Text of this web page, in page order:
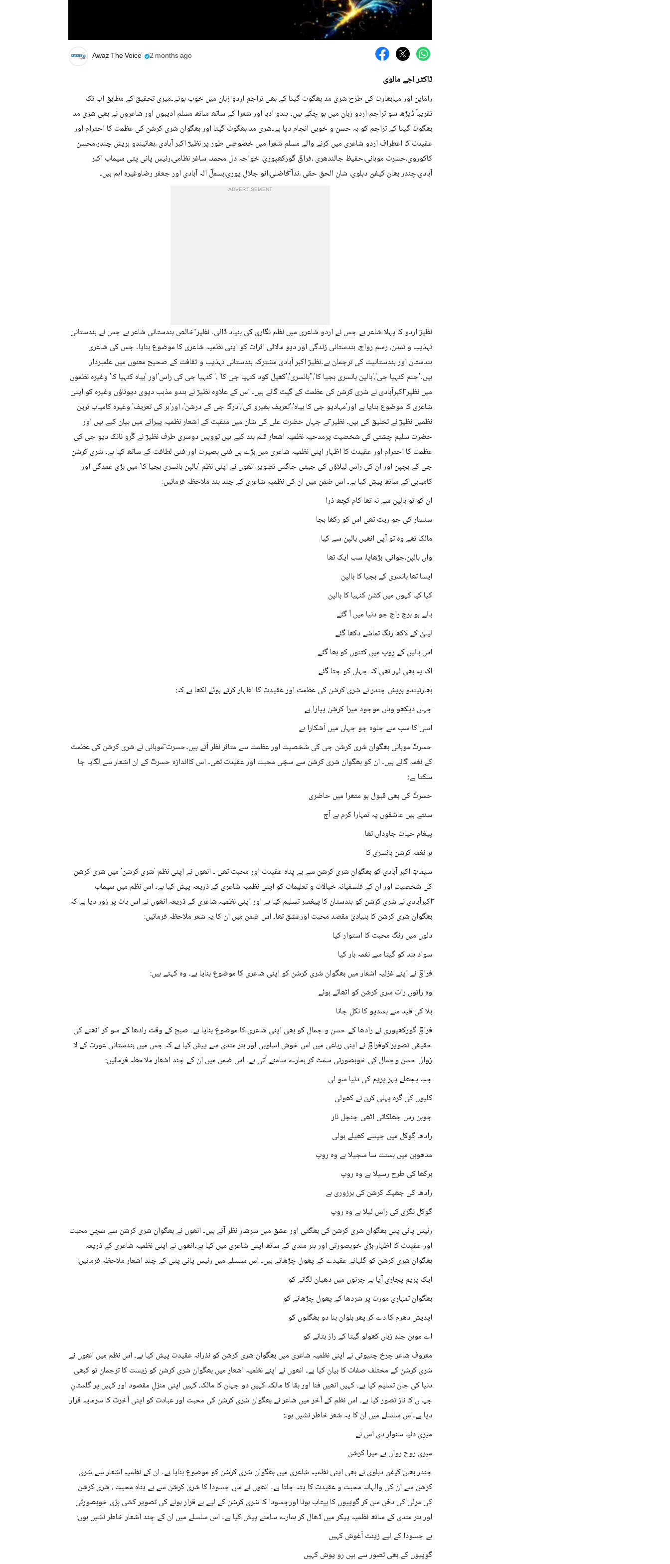
Awaz The Voice 2 months ago
ڈاکٹر اجے مالوی
راماین اور مہابھارت کی طرح شری مد بھگوت گیتا کے بھی تراجم اردو زبان میں خوب ہوئے۔میری تحقیق کے مطابق اب تک
تقریباً ڈیڑھ سو تراجم اردو زبان میں ہو چکے ہیں۔ ہندو ادبا اور شعرا کے ساتھ ساتھ مسلم ادیبوں اور شاعروں نے بھی شری مد
بھگوت گیتا کے تراجم کو بہ حسن و خوبی انجام دیا ہے۔شری مد بھگوت گیتا اور بھگوان شری کرشن کی عظمت کا احترام اور
عقیدت کا اعطراف اردو شاعری میں کرنے والے مسلم شعرا میں خصوصی طور پر نظیرؔ اکبر آبادی ،بھاتیندو ہریش چندر،محسن
کاکوروی،حسرت موہانی،حفیظ جالندھری ،فراقؔ گورکھپوری، خواجہ دل محمد، ساغر نظامی،رئیس پانی پتی سیماب اکبر
آبادی،چندر بھان کیفیؔ دہلوی، شان الحق حقی ،نداؔ ؔفاضلی،انو جلال پوری،بسملؔ الہ آبادی اور جعفر رضاوغیرہ اہم ہیں۔
ADVERTISEMENT
نظیرؔ اردو کا پہلا شاعر ہے جس نے اردو شاعری میں نظم نگاری کی بنیاد ڈالی۔ نظیر ؔخالص ہندستانی شاعر ہے جس نے ہندستانی
تہذیب و تمدن، رسم رواج، ہندستانی زندگی اور دیو مالائی اثرات کو اپنی نظمیہ شاعری کا موضوع بنایا۔ جس کی شاعری
ہندستان اور ہندستانیت کی ترجمان ہے۔نظیرؔ اکبر آبادی مشترکہ ہندستانی تہذیب و ثقافت کے صحیح معنوں میں علمبردار
ہیں۔'جنم کنہیا جی'،'بالپن بانسری بجیا کا'،''بانسری'،'کھیل کود کنہیا جی کا' ،' کنہیا جی کی راس'اور 'بیاہ کنہیا کا' وغیرہ نظموں
میں نظیر ؔاکبرآبادی نے شری کرشن کی عظمت کے گیت گائے ہیں۔ اس کے علاوہ نظیرؔ نے ہندو مذہب دیوی دیوتاؤں وغیرہ کو اپنی
شاعری کا موضوع بنایا ہے اور'مہادیو جی کا بیاہ'،'تعریف بھیرو کی'،'درگا جی کے درشن'، اور'ہر کی تعریف' وغیرہ کامیاب ترین
نظمیں نظیرؔ نے تخلیق کی ہیں۔ نظیر ؔنے جہاں حضرت علی کی شان میں منقبت کے اشعار نظمیہ پیرائے میں بیان کیے ہیں اور
حضرت سلیم چشتی کی شخصیت پرمدحیہ نظمیہ اشعار قلم بند کیے ہیں تووہیں دوسری طرف نظیرؔ نے گُرو نانک دیو جی کی
عظمت کا احترام اور عقیدت کا اظہار اپنی نظمیہ شاعری میں بڑے ہی فنی بصیرت اور فنی لطافت کے ساتھ کیا ہے۔ شری کرشن
جی کے بچپن اور ان کی راس لیلاؤں کی جیتی جاگتی تصویر انھوں نے اپنی نظم 'بالپن بانسری بجیا کا' میں بڑی عمدگی اور
کامیابی کے ساتھ پیش کیا ہے۔ اس ضمن میں ان کی نظمیہ شاعری کے چند بند ملاحظہ فرمائیں:
ان کو تو بالپن سے نہ تھا کام کچھ ذرا
سنسار کی جو ریت تھی اس کو رکھا بجا
مالک تھے وہ تو آپی انھیں بالپن سے کیا
واں بالپن،جوانی، بڑھاپا، سب ایک تھا
ایسا تھا بانسری کے بجیا کا بالپن
کیا کیا کہوں میں کشن کنہیا کا بالپن
بالے ہو برج راج جو دنیا میں آ گئے
لیلیٰ کے لاکھ رنگ تماشے دکھا گئے
اس بالپن کے روپ میں کتنوں کو بھا گئے
اک یہ بھی لہر تھی کہ جہاں کو جتا گئے
بھارتیندو ہریش چندر نے شری کرشن کی عظمت اور عقیدت کا اظہار کرتے ہوئے لکھا ہے کہ:
جہاں دیکھو وہاں موجود میرا کرشن پیارا ہے
اسی کا سب سے جلوہ جو جہاں میں آشکارا ہے
حسرتؔ موہانی بھگوان شری کرشن جی کی شخصیت اور عظمت سے متاثر نظر آتے ہیں۔حسرت ؔموہانی نے شری کرشن کی عظمت
کے نغمہ گائے ہیں۔ ان کو بھگوان شری کرشن سے سچّی محبت اور عقیدت تھی۔ اس کااندازہ حسرتؔ کے ان اشعار سے لگایا جا
سکتا ہے:
حسرتؔ کی بھی قبول ہو متھرا میں حاضری
سنتے ہیں عاشقوں پہ تمہارا کرم ہے آج
پیغام حیات جاوداں تھا
ہر نغمہ کرشن بانسری کا
سیمابؔ اکبر آبادی کو بھگوان شری کرشن سے بے پناہ عقیدت اور محبت تھی ۔ انھوں نے اپنی نظم 'شری کرشن' میں شری کرشن
کی شخصیت اور ان کے فلسفیانہ خیالات و تعلیمات کو اپنی نظمیہ شاعری کے ذریعہ پیش کیا ہے۔ اس نظم میں سیماب
ؔاکبرآبادی نے شری کرشن کو ہندستان کا پیغمبر تسلیم کیا ہے اور اپنی نظمیہ شاعری کے ذریعہ انھوں نے اس بات پر زور دیا ہے کہ
بھگوان شری کرشن کا بنیادی مقصد محبت اورعشق تھا۔ اس ضمن میں ان کا یہ شعر ملاحظہ فرمائیں:
دلوں میں رنگ محبت کا استوار کیا
سواد ہند کو گیتا سے نغمہ بار کیا
فراقؔ نے اپنے غزلیہ اشعار میں بھگوان شری کرشن کو اپنی شاعری کا موضوع بنایا ہے۔ وہ کہتے ہیں:
وہ راتوں رات سری کرشن کو اٹھائے ہوئے
بلا کی قید سے بسدیو کا نکل جانا
فراقؔ گورکھپوری نے رادھا کے حسن و جمال کو بھی اپنی شاعری کا موضوع بنایا ہے۔ صبح کے وقت رادھا کے سو کر اٹھنے کی
حقیقی تصویر کوفراقؔ نے اپنی رباعی میں اس خوش اسلوبی اور ہنر مندی سے پیش کیا ہے کہ جس میں ہندستانی عورت کے لا
زوال حسن وجمال کی خوبصورتی سمٹ کر ہمارے سامنے آتی ہے۔ اس ضمن میں ان کے چند اشعار ملاحظہ فرمائیں:
جب پچھلے پہر پریم کی دنیا سو لی
کلیوں کی گرہ پہلی کرن نے کھولی
جوبن رس چھلکاتی اٹھی چنچل نار
رادھا گوکل میں جیسے کھیلے ہولی
مدھوبن میں بسنت سا سجیلا ہے وہ روپ
برکھا کی طرح رسیلا ہے وہ روپ
رادھا کی جھپک کرشن کی برزوری ہے
گوکل نگری کی راس لیلا ہے وہ روپ
رئیس پانی پتی بھگوان شری کرشن کی بھگتی اور عشق میں سرشار نظر آتے ہیں۔ انھوں نے بھگوان شری کرشن سے سچی محبت
اور عقیدت کا اظہار بڑی خوبصورتی اور ہنر مندی کے ساتھ اپنی شاعری میں کیا ہے۔انھوں نے اپنی نظمیہ شاعری کے ذریعہ
بھگوان شری کرشن کو گلہائے عقیدے کے پھول چڑھائے ہیں۔ اس سلسلے میں رئیس پانی پتی کے چند اشعار ملاحظہ فرمائیں:
ایک پریم پجاری آیا ہے چرنوں میں دھیان لگانے کو
بھگوان تمہاری مورت پر شردھا کے پھول چڑھانے کو
اپدیش دھرم کا دے کر پھر بلوان بنا دو بھگتوں کو
اے موہن جلد زباں کھولو گیتا کے راز بتانے کو
معروف شاعر چرخ چنیوٹی نے اپنی نظمیہ شاعری میں بھگوان شری کرشن کو نذرانہ عقیدت پیش کیا ہے۔ اس نظم میں انھوں نے
شری کرشن کے مختلف صفات کا بیان کیا ہے۔ انھوں نے اپنے نظمیہ اشعار میں بھگوان شری کرشن کو زیست کا ترجمان تو کبھی
دنیا کی جان تسلیم کیا ہے۔ کہیں انھیں فنا اور بقا کا مالک، کہیں دو جہان کا مالک، کہیں اپنی منزلِ مقصود اور کہیں پر گلستانِ
جہا ں کا ناز تصور کیا ہے۔ اس نظم کے آخر میں شاعر نے بھگوان شری کرشن کی محبت اور عبادت کو اپنی آخرت کا سرمایہ قرار
دیا ہے۔اس سلسلے میں ان کا یہ شعر خاطر نشیں ہوـ:
میری دنیا سنوار دی اس نے
میری روح رواں ہے میرا کرشن
چندر بھان کیفیؔ دہلوی نے بھی اپنی نظمیہ شاعری میں بھگوان شری کرشن کو موضوع بنایا ہے۔ ان کے نظمیہ اشعار سے شری
کرشن سے ان کی والہانہ محبت و عقیدت کا پتہ چلتا ہے۔ انھوں نے ماں جسودا کا شری کرشن سے بے پناہ محبت ، شری کرشن
کی مرلی کی دھُن سن کر گوپیوں کا بیتاب ہونا اورجسودا کا شری کرشن کے لیے بے قرار ہونے کی تصویر کشی بڑی خوبصورتی
اور ہنر مندی کے ساتھ نظمیہ پیکر میں ڈھال کر ہمارے سامنے پیش کیا ہے۔ اس سلسلے میں ان کے چند اشعار خاطر نشیں ہوں:
ہے جسودا کے لیے زینت آغوش کہیں
گوپیوں کے بھی تصور سے ہیں رو پوش کہیں